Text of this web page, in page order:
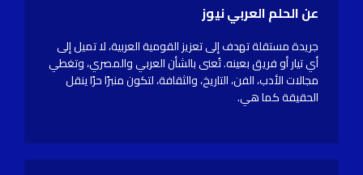
عن الحلم العربي نيوز
جريدة مستقلة تهدف إلى تعزيز القومية العربية، لا تميل إلى
أي تيار أو فريق بعينه. تُعنى بالشأن العربي والمصري، وتغطي
مجالات الأدب، الفن، التاريخ، والثقافة، لتكون منبرًا حرًا ينقل
الحقيقة كما هي.